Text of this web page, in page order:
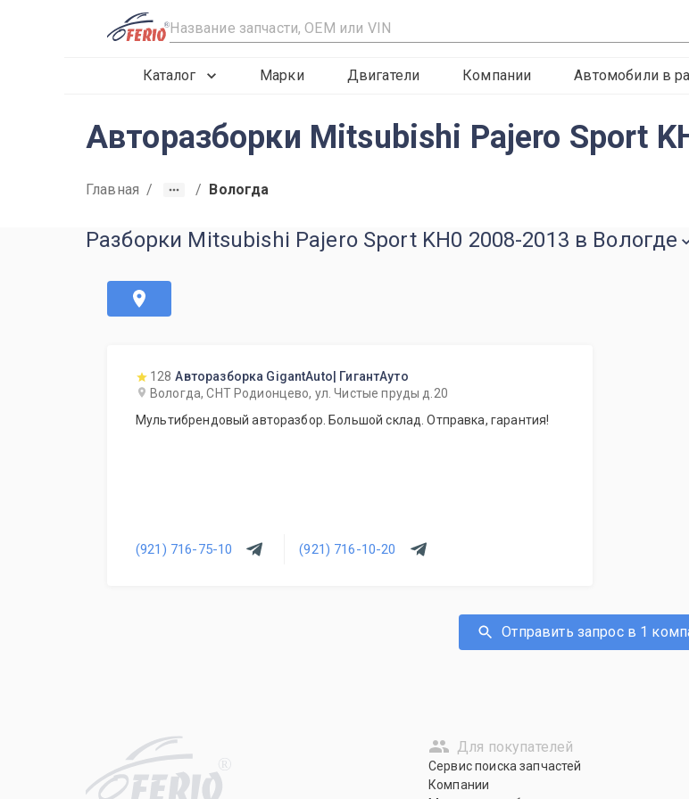
R
Каталог Марки Двигатели Компании Автомобили в
Авторазборки Mitsubishi Pajero Sport
Главная / / Вологда
Разборки Mitsubishi Pajero Sport KH0 2008-2013 в Вологде
128 Авторазборка GigantAuto| ГигантАуто
Вологда, СНТ Родионцево, ул. Чистые пруды д.20
Мультибрендовый авторазбор. Большой склад. Отправка, гарантия!
(921) 716-75-10 (921) 716-10-20
Отправить запрос в 1
R
Для покупателей
Сервис поиска запчастей
Компании